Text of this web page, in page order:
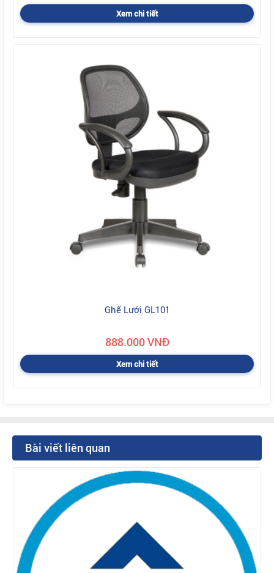
Xem chi tiết
Ghế Lưới GL101
888.000 VNĐ
Xem chi tiết
Bài viết liên quan